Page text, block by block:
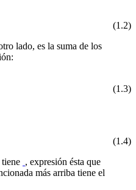
(1.2)
lado, es la suma de los
(1.3)
(1.4)
tiene , expresión ésta que
más arriba tiene el